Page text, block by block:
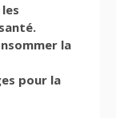
la
pour la